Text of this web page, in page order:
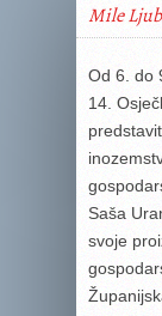
Mile
Od 6. do
14.
Saša
svoje